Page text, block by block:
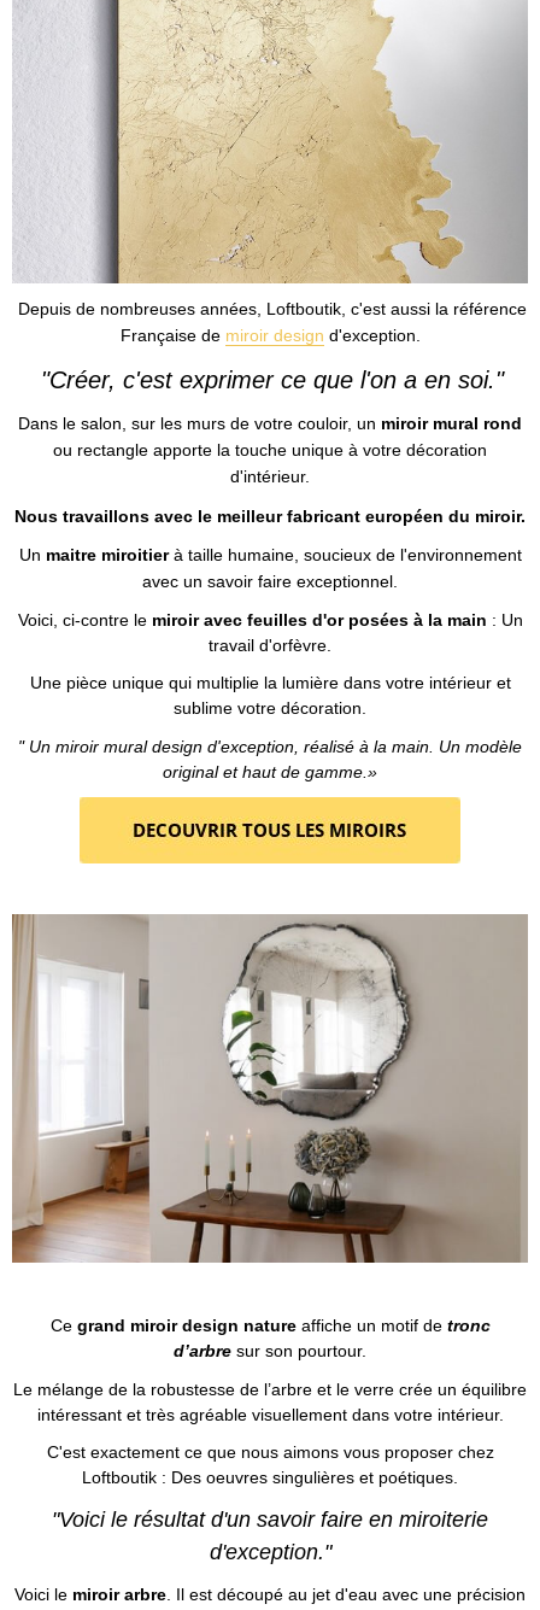
Depuis de nombreuses années, Loftboutik, c'est aussi la référence
Française de miroir design d'exception.
"Créer, c'est exprimer ce que l'on a en soi."
Dans le salon, sur les murs de votre couloir, un miroir mural rond
ou rectangle apporte la touche unique à votre décoration
d'intérieur.
Nous travaillons avec le meilleur fabricant européen du miroir.
Un maitre miroitierà taille humaine, soucieux de l'environnement
avec un savoir faire exceptionnel.
Voici, ci-contre le miroir avec feuilles d'or posées à la main : Un
travail d'orfèvre.
Une pièce unique qui multiplie la lumière dans votre intérieur et
sublime votre décoration.
" Un miroir mural design d'exception, réalisé à la main. Un modèle
original et haut de gamme.»
Ce grand miroir design nature affiche un motif detronc
d’arbre sur son pourtour.
Le mélange de la robustesse de l’arbre et le verre crée un équilibre
intéressant et très agréable visuellement dans votre intérieur.
C'est exactement ce que nous aimons vous proposer chez
Loftboutik : Des oeuvres singulières et poétiques.
"Voici le résultat d'un savoir faire en miroiterie
d'exception."
Voici le miroir arbre. Il est découpé au jet d'eau avec une précision